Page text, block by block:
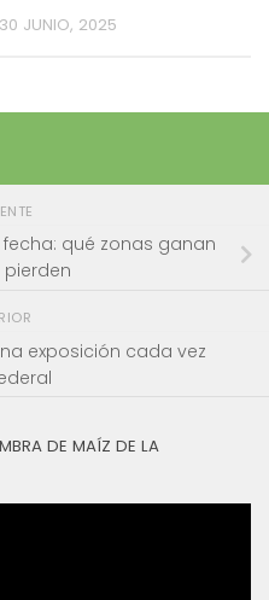
30 JUNIO, 2025
qué zonas ganan
exposición cada vez
DE MAÍZ DE LA